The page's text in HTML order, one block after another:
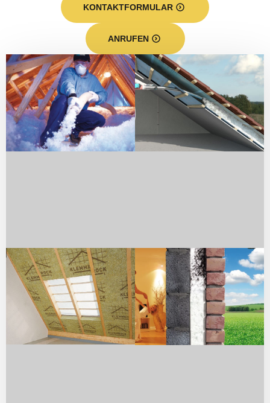
KONTAKTFORMULAR
ANRUFEN